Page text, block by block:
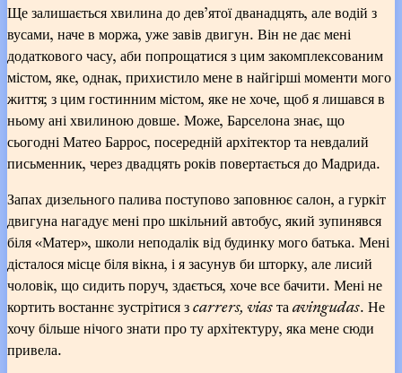
Ще залишається хвилина до дев’ятої дванадцять, але водій з
вусами, наче в моржа, уже завів двигун. Він не дає мені
додаткового часу, аби попрощатися з цим закомплексованим
містом, яке, однак, прихистило мене в найгірші моменти мого
життя; з цим гостинним містом, яке не хоче, щоб я лишався в
ньому ані хвилиною довше. Може, Барселона знає, що
сьогодні Матео Баррос, посередній архітектор та невдалий
письменник, через двадцять років повертається до Мадрида.
Запах дизельного палива поступово заповнює салон, а гуркіт
двигуна нагадує мені про шкільний автобус, який зупинявся
біля «Матер», школи неподалік від будинку мого батька. Мені
дісталося місце біля вікна, і я засунув би шторку, але лисий
чоловік, що сидить поруч, здається, хоче все бачити. Мені не
кортить востаннє зустрітися зcarrers, viasтаavingudas. Не
хочу більше нічого знати про ту архітектуру, яка мене сюди
привела.